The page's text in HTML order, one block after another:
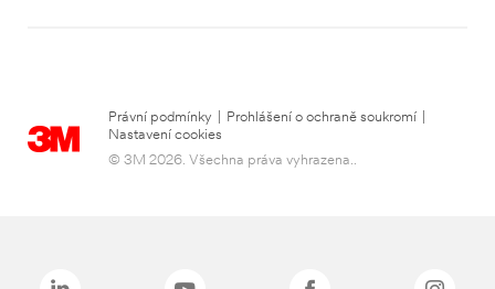
Právní podmínky Prohlášení o ochraně soukromí
Nastavení cookies
© 3M 2026. Všechna práva vyhrazena..